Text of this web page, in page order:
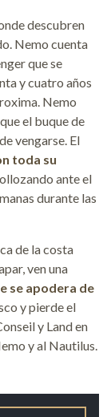
descubren
Nemo cuenta
que se
y cuatro años
Nemo
el buque de
vengarse. El
toda su
ante el
durante las
de la costa
ven una
se apodera de
y pierde el
y Land en
y al Nautilus.